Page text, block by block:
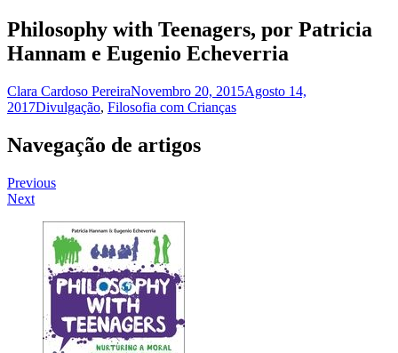
Philosophy with Teenagers, por Patricia
Hannam e Eugenio Echeverria
Clara Cardoso PereiraNovembro 20, 2015Agosto 14,
2017Divulgação, Filosofia com Crianças
Navegação de artigos
Previous
Next